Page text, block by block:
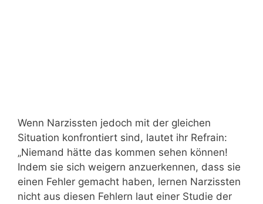
Wenn Narzissten jedoch mit der gleichen
Situation konfrontiert sind, lautet ihr Refrain:
„Niemand hätte das kommen sehen können!
Indem sie sich weigern anzuerkennen, dass sie
einen Fehler gemacht haben, lernen Narzissten
nicht aus diesen Fehlern laut einer Studie der